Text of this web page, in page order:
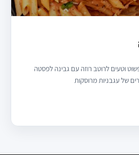
וטעים לרוטב רוזה עם גבינה לפסטה